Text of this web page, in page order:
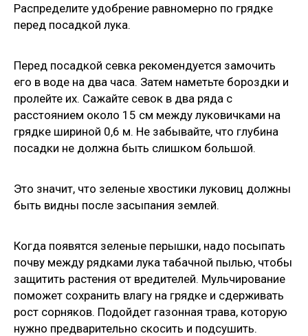
Распределите удобрение равномерно по грядке
перед посадкой лука.
Перед посадкой севка рекомендуется замочить
его в воде на два часа. Затем наметьте бороздки и
пролейте их. Сажайте севок в два ряда с
расстоянием около 15 см между луковичками на
грядке шириной 0,6 м. Не забывайте, что глубина
посадки не должна быть слишком большой.
Это значит, что зеленые хвостики луковиц должны
быть видны после засыпания землей.
Когда появятся зеленые перышки, надо посыпать
почву между рядками лука табачной пылью, чтобы
защитить растения от вредителей. Мульчирование
поможет сохранить влагу на грядке и сдерживать
рост сорняков. Подойдет газонная трава, которую
нужно предварительно скосить и подсушить.